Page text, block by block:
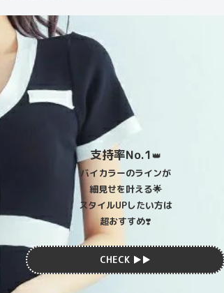
支持率No.1👑
バイカラーのラインが
細見せを叶える🌟
スタイルUPしたい方は
超おすすめ❣️
CHECK ▶︎▶︎